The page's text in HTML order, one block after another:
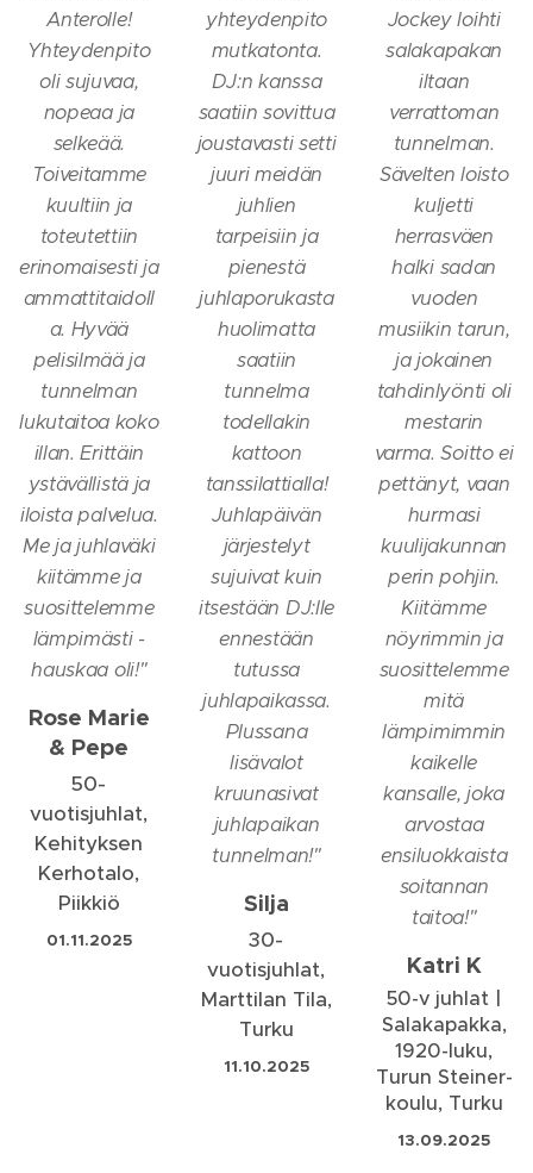
Anterolle!
Yhteydenpito
oli sujuvaa,
nopeaa ja
selkeää.
Toiveitamme
kuultiin ja
toteutettiin
erinomaisesti ja
ammattitaidoll
a. Hyvää
pelisilmää ja
tunnelman
lukutaitoa koko
illan. Erittäin
ystävällistä ja
iloista palvelua.
Me ja juhlaväki
kiitämme ja
suosittelemme
lämpimästi -
hauskaa oli!"
Rose Marie
& Pepe
50-
vuotisjuhlat,
Kehityksen
Kerhotalo,
Piikkiö
01.11.2025
yhteydenpito
mutkatonta.
DJ:n kanssa
saatiin sovittua
joustavasti setti
juuri meidän
juhlien
tarpeisiin ja
pienestä
juhlaporukasta
huolimatta
saatiin
tunnelma
todellakin
kattoon
tanssilattialla!
Juhlapäivän
järjestelyt
sujuivat kuin
itsestään DJ:lle
ennestään
tutussa
juhlapaikassa.
Plussana
lisävalot
kruunasivat
juhlapaikan
tunnelman!"
Silja
30-
vuotisjuhlat,
Marttilan Tila,
Turku
11.10.2025
Jockey loihti
salakapakan
iltaan
verrattoman
tunnelman.
Sävelten loisto
kuljetti
herrasväen
halki sadan
vuoden
musiikin tarun,
ja jokainen
tahdinlyönti oli
mestarin
varma. Soitto ei
pettänyt, vaan
hurmasi
kuulijakunnan
perin pohjin.
Kiitämme
nöyrimmin ja
suosittelemme
mitä
lämpimimmin
kaikelle
kansalle, joka
arvostaa
ensiluokkaista
soitannan
taitoa!"
Katri K
50-v juhlat |
Salakapakka,
1920-luku,
Turun Steiner-
koulu, Turku
13.09.2025